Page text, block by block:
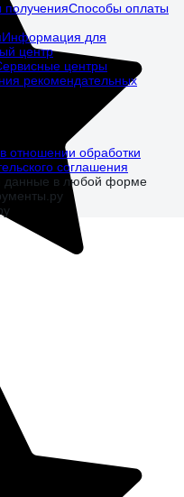
Способы оплаты
Информация для
центр
центры
рекомендательных
отношении обработки
соглашения
данные в любой форме